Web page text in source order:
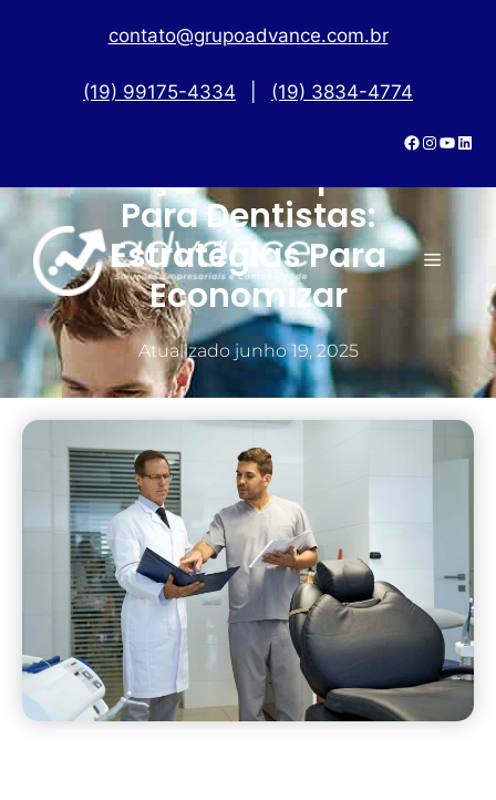
contato@grupoadvance.com.br
(19) 99175-4334 (19) 3834-4774
Redução De Impostos
Para Dentistas:
Estratégias Para
Economizar
Atualizado junho 19, 2025